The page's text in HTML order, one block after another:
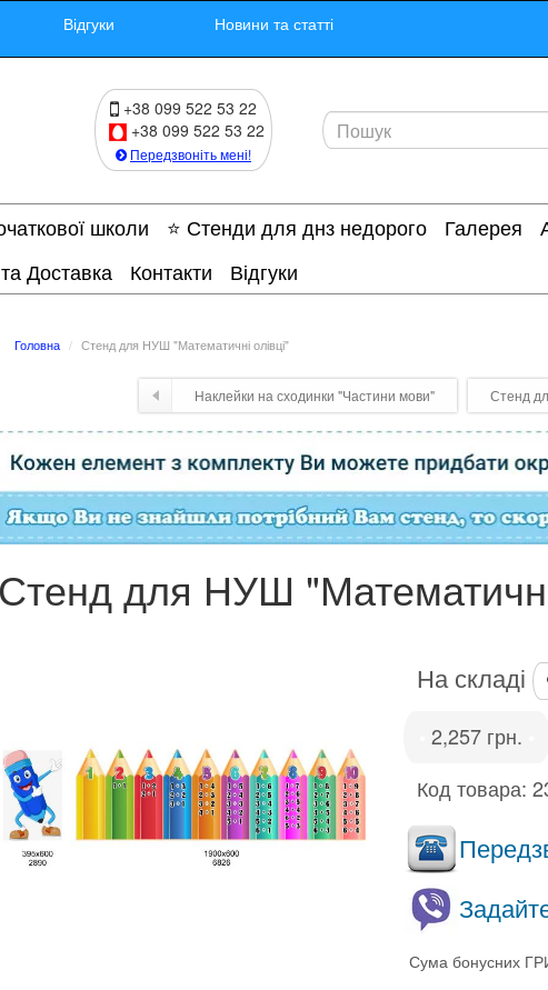
Відгуки Новини та статті
+38 099 522 53 22
+38 099 522 53 22
Передзвоніть мені!
школи ⭐ Стенди для днз недорого Галерея
Доставка Контакти Відгуки
Головна Стенд для НУШ "Математичні олівці"
Наклейки на сходинки "Частини мови" Стенд
Стенд для НУШ "Математичні
На складі
2,257 грн.
Код товара:
Сума бонусних